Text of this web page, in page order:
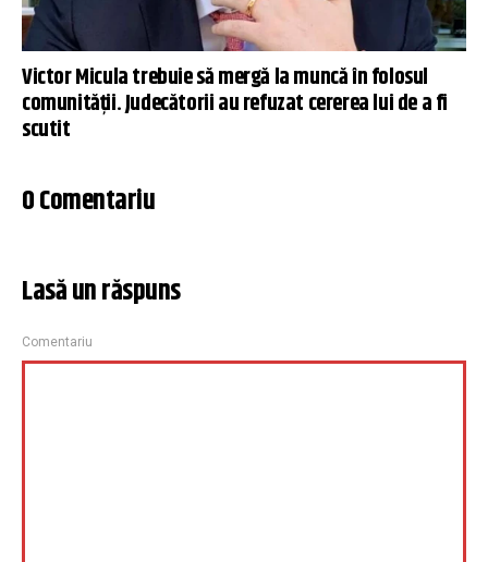
Victor Micula trebuie să mergă la muncă în folosul
comunității. Judecătorii au refuzat cererea lui de a fi
scutit
0 Comentariu
Lasă un răspuns
Comentariu